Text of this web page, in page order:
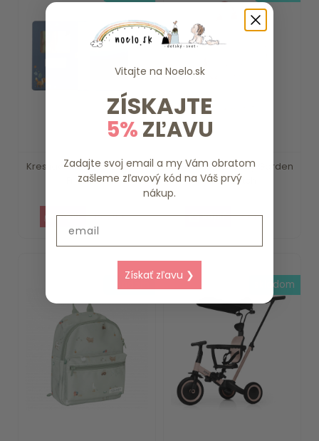
Kresliaci tablet Blue Forest
Friends ...
15.79 €
Detský batoh Fairy Garden
Little Dutch
20.19 €
skladom
Vitajte na Noelo.sk
ZÍSKAJTE
5%ZĽAVU
Zadajte svoj email a my Vám obratom
zašleme zľavový kód na Váš prvý
nákup.
Získať zľavu ❯